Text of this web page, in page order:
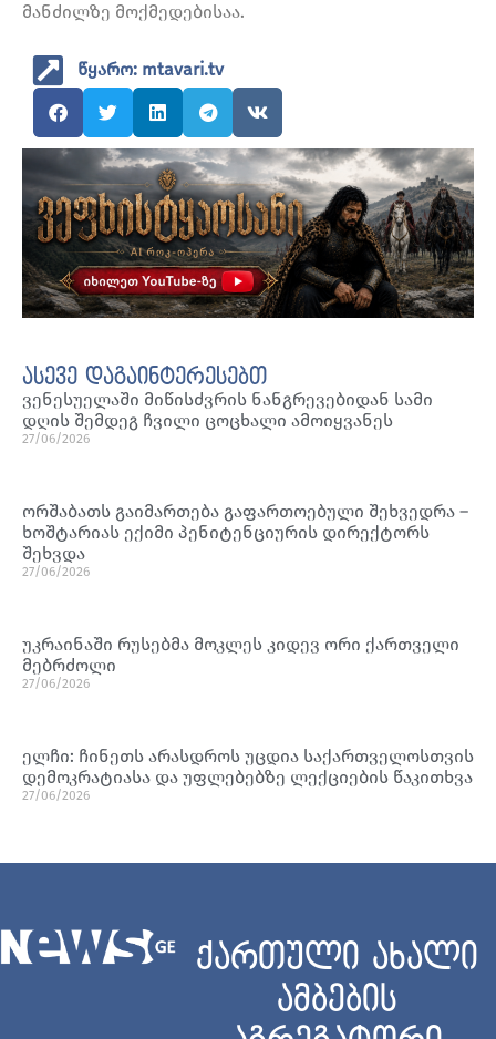
მანძილზე მოქმედებისაა.
წყარო: mtavari.tv
ასევე დაგაინტერესებთ
ვენესუელაში მიწისძვრის ნანგრევებიდან სამი
დღის შემდეგ ჩვილი ცოცხალი ამოიყვანეს
27/06/2026
ორშაბათს გაიმართება გაფართოებული შეხვედრა –
ხოშტარიას ექიმი პენიტენციურის დირექტორს
შეხვდა
27/06/2026
უკრაინაში რუსებმა მოკლეს კიდევ ორი ქართველი
მებრძოლი
27/06/2026
ელჩი: ჩინეთს არასდროს უცდია საქართველოსთვის
დემოკრატიასა და უფლებებზე ლექციების წაკითხვა
27/06/2026
ქართული ახალი
ამბების